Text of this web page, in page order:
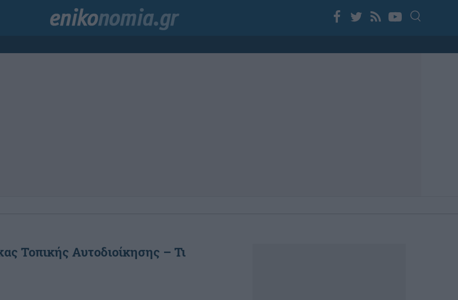
Τοπικής Αυτοδιοίκησης – Τι